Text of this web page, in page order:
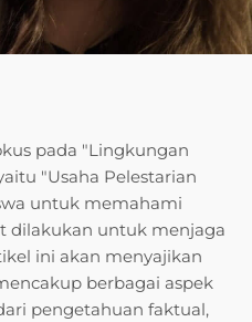
pada "Lingkungan
"Usaha Pelestarian
untuk memahami
dilakukan untuk menjaga
ini akan menyajikan
berbagai aspek
pengetahuan faktual,